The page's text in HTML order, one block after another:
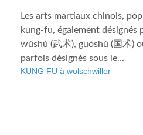
Les arts martiaux chinois,
kung-fu, également désignés
wǔshù (武术), guóshù (国术)
parfois désignés sous le...
KUNG FU à wolschwiller